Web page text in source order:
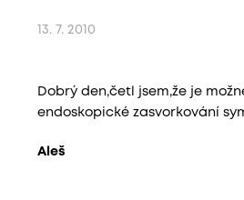
13. 7. 2010
Dobrý den,četl jsem,že je
endoskopické zasvorkování
Aleš